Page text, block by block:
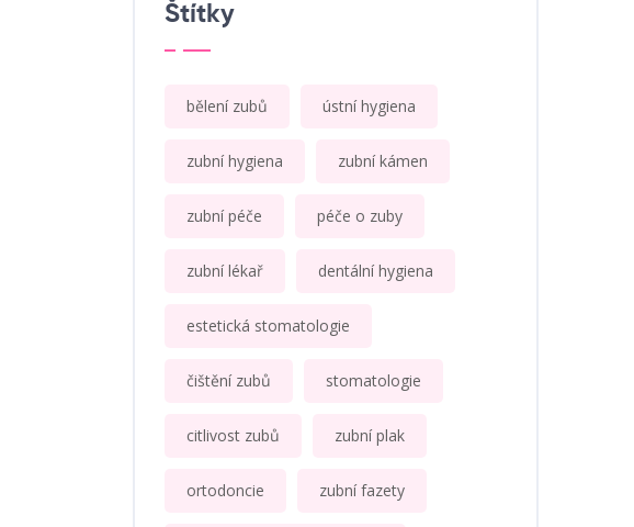
Štítky
bělení zubů ústní hygiena
zubní hygiena zubní kámen
zubní péče péče o zuby
zubní lékař dentální hygiena
estetická stomatologie
čištění zubů stomatologie
citlivost zubů zubní plak
ortodoncie zubní fazety